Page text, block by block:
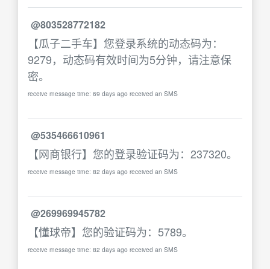
@803528772182
【瓜子二手车】您登录系统的动态码为：
9279，动态码有效时间为5分钟，请注意保
密。
receive message time: 69 days ago received an SMS
@535466610961
【网商银行】您的登录验证码为：237320。
receive message time: 82 days ago received an SMS
@269969945782
【懂球帝】您的验证码为：5789。
receive message time: 82 days ago received an SMS